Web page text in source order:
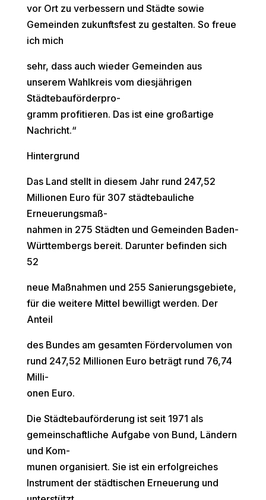
vor Ort zu verbessern und Städte sowie
Gemeinden zukunftsfest zu gestalten. So freue
ich mich
sehr, dass auch wieder Gemeinden aus
unserem Wahlkreis vom diesjährigen
Städtebauförderpro-
gramm profitieren. Das ist eine großartige
Nachricht.“
Hintergrund
Das Land stellt in diesem Jahr rund 247,52
Millionen Euro für 307 städtebauliche
Erneuerungsmaß-
nahmen in 275 Städten und Gemeinden Baden-
Württembergs bereit. Darunter befinden sich
52
neue Maßnahmen und 255 Sanierungsgebiete,
für die weitere Mittel bewilligt werden. Der
Anteil
des Bundes am gesamten Fördervolumen von
rund 247,52 Millionen Euro beträgt rund 76,74
Milli-
onen Euro.
Die Städtebauförderung ist seit 1971 als
gemeinschaftliche Aufgabe von Bund, Ländern
und Kom-
munen organisiert. Sie ist ein erfolgreiches
Instrument der städtischen Erneuerung und